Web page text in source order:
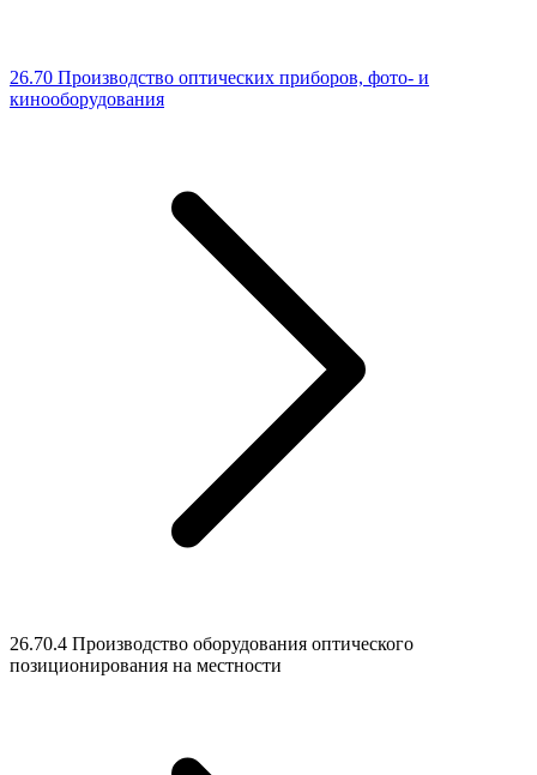
26.70 Производство оптических приборов, фото- и
кинооборудования
26.70.4 Производство оборудования оптического
позиционирования на местности